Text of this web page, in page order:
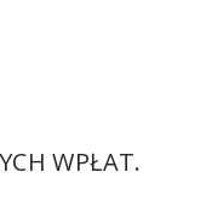
WPŁAT.